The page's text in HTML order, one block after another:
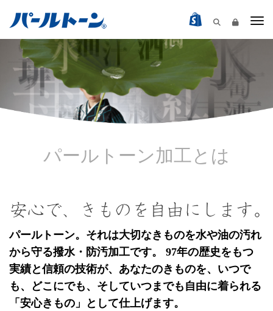
パールトーン加工とは
パールトーン。それは大切なきものを水や油の汚れ
から守る撥水・防汚加工です。 97年の歴史をもつ
実績と信頼の技術が、あなたのきものを、いつで
も、どこにでも、そしていつまでも自由に着られる
「安心きもの」として仕上げます。